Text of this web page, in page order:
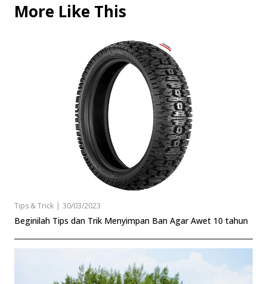
More Like This
Tips & Trick | 30/03/2023
Beginilah Tips dan Trik Menyimpan Ban Agar Awet 10 tahun